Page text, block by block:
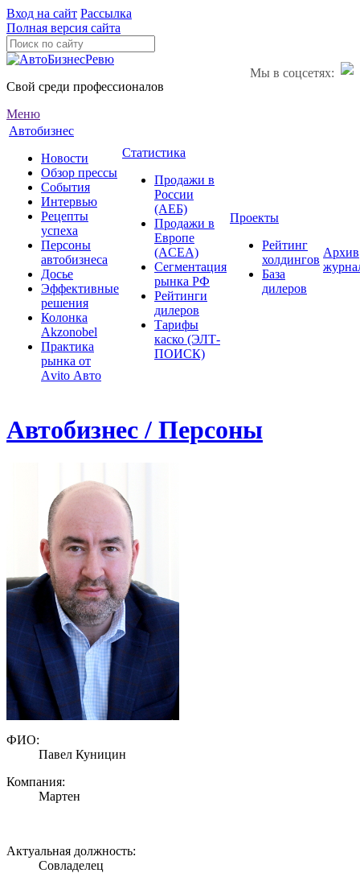
Вход на сайт Рассылка
Полная версия сайта
Мы в соцсетях:
Свой среди профессионалов
Меню
Автобизнес
Новости
Обзор прессы
События
Интервью
Рецепты
успеха
Персоны
автобизнеса
Досье
Эффективные
решения
Колонка
Akzonobel
Практика
рынка от
Аvito Авто
Статистика
Продажи в
России
(АЕБ)
Продажи в
Европе
(ACEA)
Сегментация
рынка РФ
Рейтинги
дилеров
Тарифы
каско (ЭЛТ-
ПОИСК)
Проекты
Рейтинг
холдингов
База
дилеров
Архив
Автобизнес / Персоны
ФИО:
Павел Куницин
Компания:
Мартен
Актуальная должность:
Совладелец